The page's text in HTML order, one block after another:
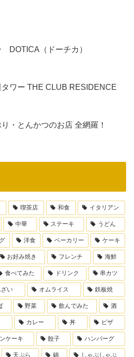
DOTICA（ドーチカ）
ワー THE CLUB RESIDENCE
・とんかつのお店 全網羅！
喫茶店 和食 イタリアン
中華 ステーキ うどん
洋食 ベーカリー ケーキ
お好み焼き フレンチ 海鮮
食べてみた ドリンク 串カツ
い オムライス 鉄板焼
野菜 飲んでみた 酒
カレー 丼 ピザ
ケーキ 餃子 ハンバーグ
天ぷら 鍋 しゃぶしゃぶ